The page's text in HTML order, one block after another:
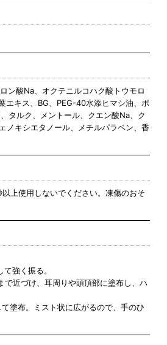
ン酸Na、オクテニルコハク酸トウモロ
エキス、BG、PEG-40水添ヒマシ油、ポ
タルク、メントール、クエン酸Na、ク
ノキシエタノール、メチルパラベン、香
上使用しないでください。凍傷のおそ
強く振る。
で近づけ、耳周りや頭頂部に塗布し、ハ
塗布。ミスト状に広がるので、手のひ